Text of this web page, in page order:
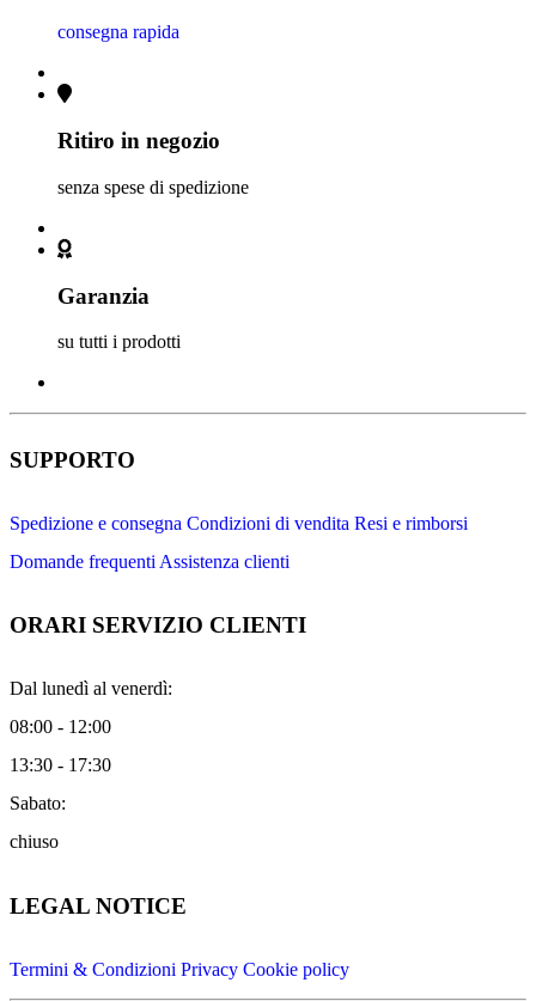
consegna rapida
Ritiro in negozio
senza spese di spedizione
Garanzia
su tutti i prodotti
SUPPORTO
Spedizione e consegna Condizioni di vendita Resi e rimborsi
Domande frequenti Assistenza clienti
ORARI SERVIZIO CLIENTI
Dal lunedì al venerdì:
08:00 - 12:00
13:30 - 17:30
Sabato:
chiuso
LEGAL NOTICE
Termini & Condizioni Privacy Cookie policy